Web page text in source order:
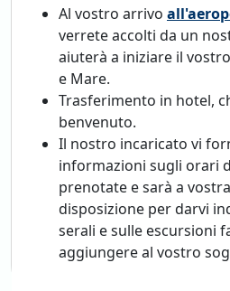
località più piacevoli e
Il tour Egitto Piramidi con
il soggiorno a Marsa Alam, da
ricchi di esperienze e ricordi
Al vostro arrivo
verrete accolti da un
aiuterà a iniziare il
e Mare.
Trasferimento in hotel,
benvenuto.
Il nostro incaricato vi
informazioni sugli orari
prenotate e sarà a
disposizione per darvi
serali e sulle escursioni
aggiungere al vostro